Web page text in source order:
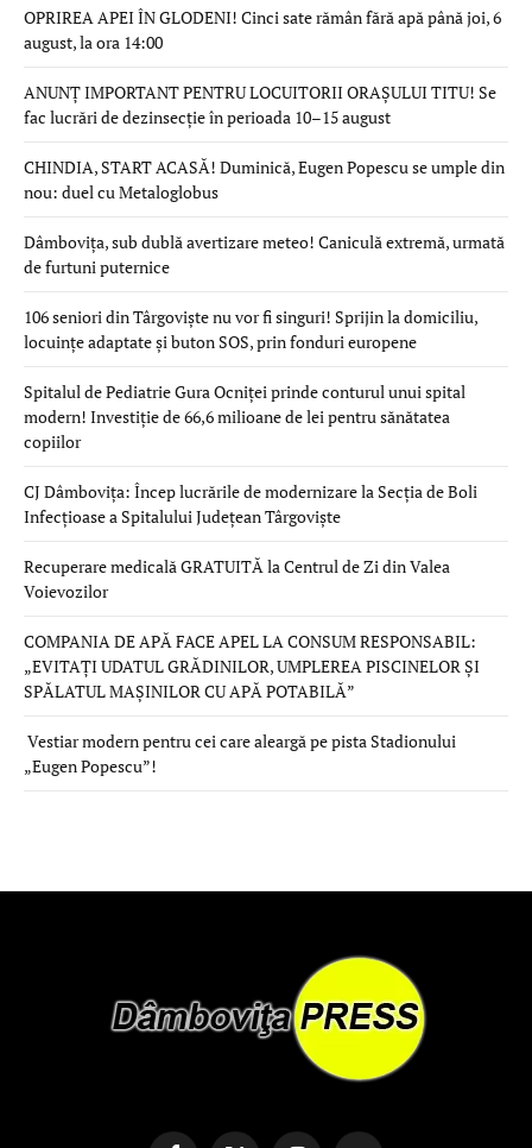
OPRIREA APEI ÎN GLODENI! Cinci sate rămân fără apă până joi, 6
august, la ora 14:00
ANUNȚ IMPORTANT PENTRU LOCUITORII ORAȘULUI TITU! Se
fac lucrări de dezinsecție în perioada 10–15 august
CHINDIA, START ACASĂ! Duminică, Eugen Popescu se umple din
nou: duel cu Metaloglobus
Dâmbovița, sub dublă avertizare meteo! Caniculă extremă, urmată
de furtuni puternice
106 seniori din Târgoviște nu vor fi singuri! Sprijin la domiciliu,
locuințe adaptate și buton SOS, prin fonduri europene
Spitalul de Pediatrie Gura Ocniței prinde conturul unui spital
modern! Investiție de 66,6 milioane de lei pentru sănătatea
copiilor
CJ Dâmbovița: Încep lucrările de modernizare la Secția de Boli
Infecțioase a Spitalului Județean Târgoviște
Recuperare medicală GRATUITĂ la Centrul de Zi din Valea
Voievozilor
COMPANIA DE APĂ FACE APEL LA CONSUM RESPONSABIL:
„EVITAȚI UDATUL GRĂDINILOR, UMPLEREA PISCINELOR ȘI
SPĂLATUL MAȘINILOR CU APĂ POTABILĂ”
Vestiar modern pentru cei care aleargă pe pista Stadionului
„Eugen Popescu”!